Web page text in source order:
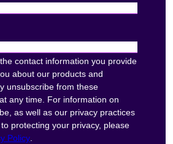
contact information you provide
about our products and
unsubscribe from these
any time. For information on
as well as our privacy practices
protecting your privacy, please
Policy